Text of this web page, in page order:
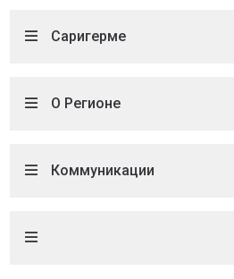
Саригерме
О Регионе
Коммуникации